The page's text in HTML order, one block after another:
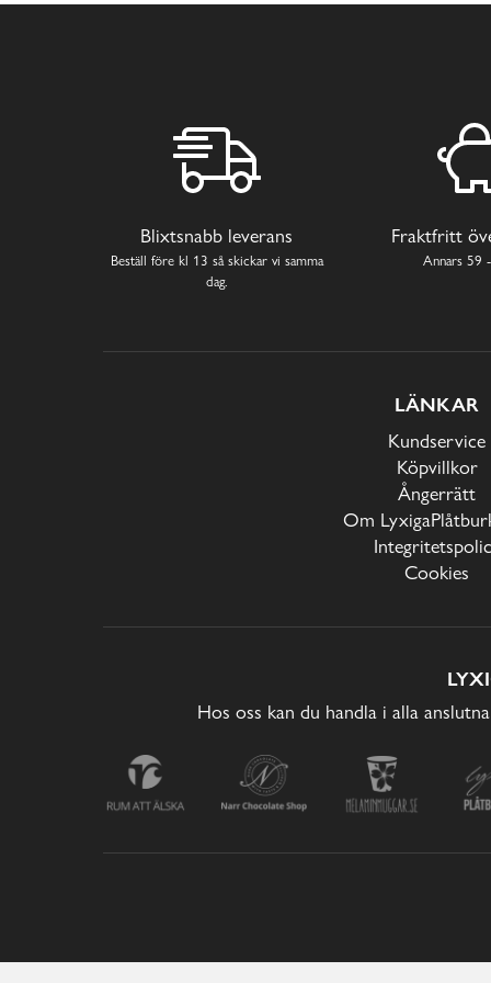
Blixtsnabb leverans
Beställ före kl 13 så skickar vi samma
dag.
Fraktfritt
Annars 59
LÄNKAR
Kundservice
Köpvillkor
Ångerrätt
Om
Cookies
Hos oss kan du handla i alla